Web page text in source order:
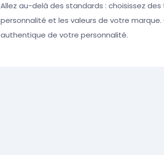
Allez au-delà des standards : choisissez
personnalité et les valeurs de votre
authentique de votre personnalité.